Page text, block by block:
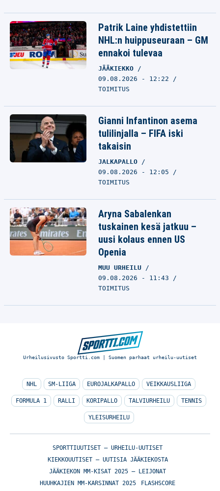
Patrik Laine yhdistettiin
NHL:n huippuseuraan – GM
ennakoi tulevaa
JÄÄKIEKKO
09.08.2026 - 12:22
TOIMITUS
Gianni Infantinon asema
tulilinjalla – FIFA iski
takaisin
JALKAPALLO
09.08.2026 - 12:05
TOIMITUS
Aryna Sabalenkan
tuskainen kesä jatkuu –
uusi kolaus ennen US
Openia
MUU URHEILU
09.08.2026 - 11:43
TOIMITUS
Urheilusivusto Sportti.com | Suomen parhaat urheilu-uutiset
NHL SM-LIIGA EUROJALKAPALLO VEIKKAUSLIIGA
FORMULA 1 RALLI KORIPALLO TALVIURHEILU TENNIS
YLEISURHEILU
SPORTTIUUTISET – URHEILU-UUTISET
KIEKKOUUTISET – UUTISIA JÄÄKIEKOSTA
JÄÄKIEKON MM-KISAT 2025 – LEIJONAT
HUUHKAJIEN MM-KARSINNAT 2025
FLASHSCORE